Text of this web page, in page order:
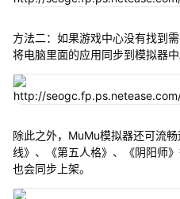
方法二：如果游戏中心没有找到
将电脑里面的应用同步到模拟器中
除此之外，MuMu模拟器还可流
线》、《第五人格》、《阴阳师
也会同步上架。